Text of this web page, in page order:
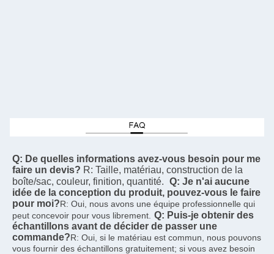
Q: De quelles informations avez-vous besoin pour me
faire un devis? R: Taille, matériau, construction de la
boîte/sac, couleur, finition, quantité. Q: Je n'ai aucune
idée de la conception du produit, pouvez-vous le faire
pour moi?R: Oui, nous avons une équipe professionnelle qui
peut concevoir pour vous librement. Q: Puis-je obtenir des
échantillons avant de décider de passer une
commande?R: Oui, si le matériau est commun, nous pouvons
vous fournir des échantillons gratuitement; si vous avez besoin